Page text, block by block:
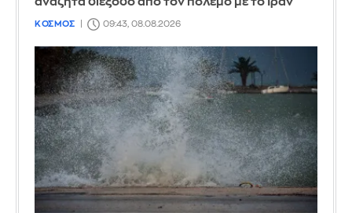
ΚΟΣΜΟΣ 09:43, 08.08.2026